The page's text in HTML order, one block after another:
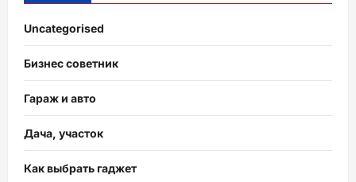
Uncategorised
Бизнес советник
Гараж и авто
Дача, участок
Как выбрать гаджет